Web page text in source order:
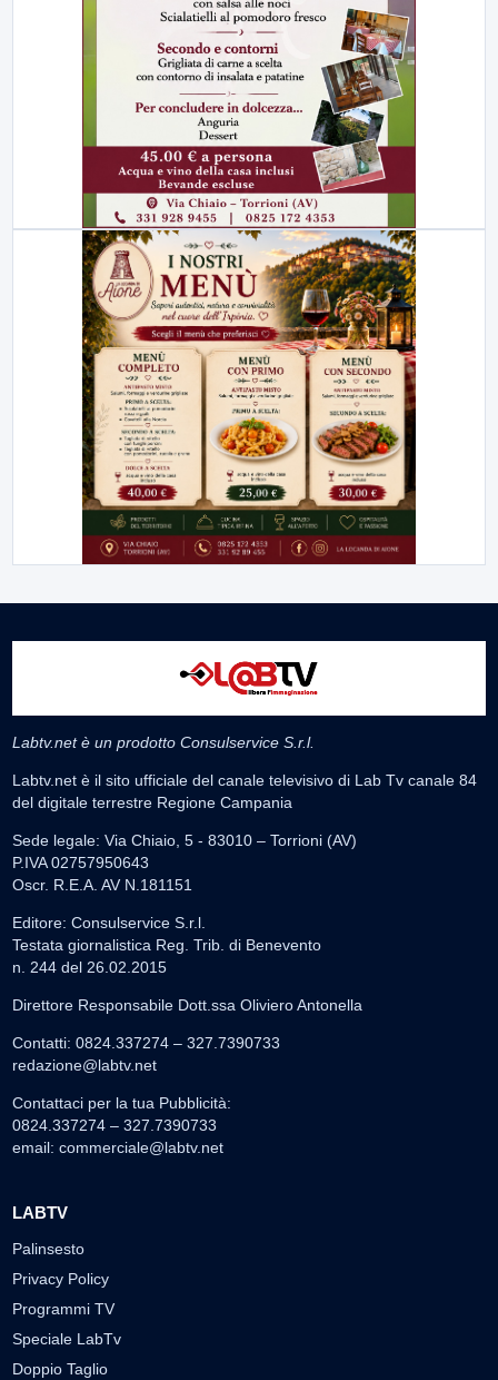
Labtv.net è un prodotto Consulservice S.r.l.
Labtv.net è il sito ufficiale del canale televisivo di Lab Tv canale 84
del digitale terrestre Regione Campania
Sede legale: Via Chiaio, 5 - 83010 – Torrioni (AV)
P.IVA 02757950643
Oscr. R.E.A. AV N.181151
Editore: Consulservice S.r.l.
Testata giornalistica Reg. Trib. di Benevento
n. 244 del 26.02.2015
Direttore Responsabile Dott.ssa Oliviero Antonella
Contatti: 0824.337274 – 327.7390733
redazione@labtv.net
Contattaci per la tua Pubblicità:
0824.337274 – 327.7390733
email: commerciale@labtv.net
LABTV
Palinsesto
Privacy Policy
Programmi TV
Speciale LabTv
Doppio Taglio